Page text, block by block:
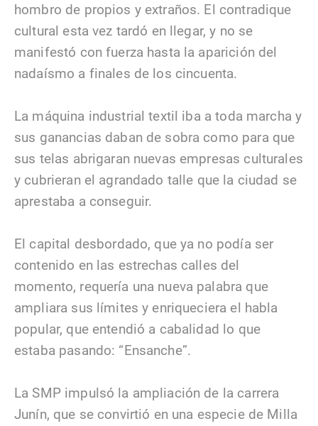
hombro de propios y extraños. El contradique
cultural esta vez tardó en llegar, y no se
manifestó con fuerza hasta la aparición del
nadaísmo a finales de los cincuenta.
La máquina industrial textil iba a toda marcha y
sus ganancias daban de sobra como para que
sus telas abrigaran nuevas empresas culturales
y cubrieran el agrandado talle que la ciudad se
aprestaba a conseguir.
El capital desbordado, que ya no podía ser
contenido en las estrechas calles del
momento, requería una nueva palabra que
ampliara sus límites y enriqueciera el habla
popular, que entendió a cabalidad lo que
estaba pasando: “Ensanche”.
La SMP impulsó la ampliación de la carrera
Junín, que se convirtió en una especie de Milla